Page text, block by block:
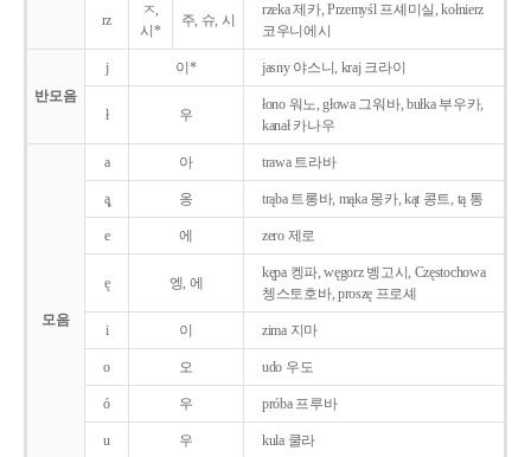
rz
ㅈ,
시*
주, 슈, 시
rzeka 제카, Przemyśl 프셰미실, kołnierz
코우니에시
반모음
j 이* jasny 야스니, kraj 크라이
ł 우
łono 워노, głowa 그워바, bułka 부우카,
kanał 카나우
모음
a 아 trawa 트라바
ą̨ 옹 trąba 트롱바, mąka 몽카, kąt 콩트, tą 통
e 에 zero 제로
ę 엥, 에
kępa 켕파, węgorz 벵고시, Częstochowa
쳉스토호바, proszę 프로셰
i 이 zima 지마
o 오 udo 우도
ó 우 próba 프루바
u 우 kula 쿨라